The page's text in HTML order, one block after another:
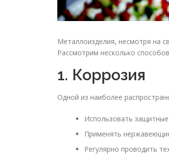
Металлоизделия, несмотря на
Рассмотрим несколько
1. Коррозия
Одной из наиболее
Использовать
Применять
Регулярно проводить